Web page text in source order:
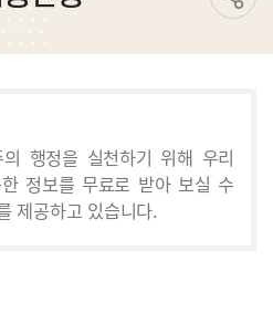
의 행정을 실천하기 위해 우리
정보를 무료로 받아 보실 수
제공하고 있습니다.